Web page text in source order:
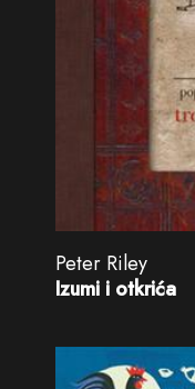
Peter Riley
Izumi i otkrića